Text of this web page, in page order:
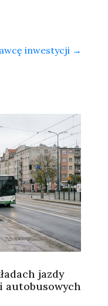
inwestycji →
jazdy
autobusowych